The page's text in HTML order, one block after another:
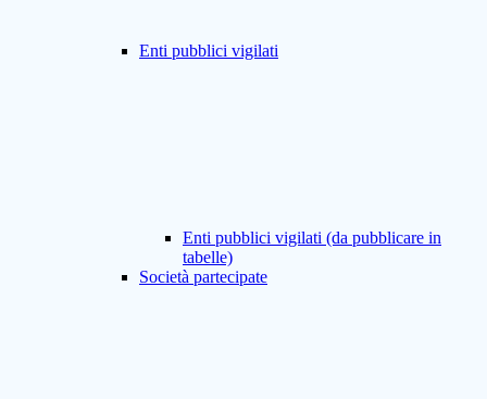
Enti pubblici vigilati
Enti pubblici vigilati (da pubblicare in
tabelle)
Società partecipate